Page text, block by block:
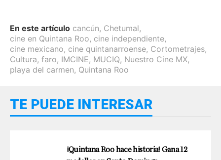
En este artículo cancún, Chetumal,
cine en Quintana Roo, cine independiente,
cine mexicano, cine quintanarroense, Cortometrajes,
Cultura, faro, IMCINE, MUCIQ, Nuestro Cine MX,
playa del carmen, Quintana Roo
TE PUEDE INTERESAR
¡Quintana Roo hace historia! Gana 12